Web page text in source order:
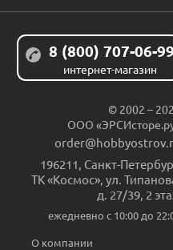
8 (800) 707-06-
интернет-магазин
© 2002 –
ООО
196211, Санкт-
ТК «Космос», ул.
д. 27/39, 2
ежедневно c 10:00 до
О компании